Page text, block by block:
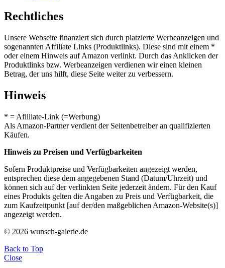
Rechtliches
Unsere Webseite finanziert sich durch platzierte Werbeanzeigen und
sogenannten Affiliate Links (Produktlinks). Diese sind mit einem *
oder einem Hinweis auf Amazon verlinkt. Durch das Anklicken der
Produktlinks bzw. Werbeanzeigen verdienen wir einen kleinen
Betrag, der uns hilft, diese Seite weiter zu verbessern.
Hinweis
* = Afilliate-Link (=Werbung)
Als Amazon-Partner verdient der Seitenbetreiber an qualifizierten
Käufen.
Hinweis zu Preisen und Verfügbarkeiten
Sofern Produktpreise und Verfügbarkeiten angezeigt werden,
entsprechen diese dem angegebenen Stand (Datum/Uhrzeit) und
können sich auf der verlinkten Seite jederzeit ändern. Für den Kauf
eines Produkts gelten die Angaben zu Preis und Verfügbarkeit, die
zum Kaufzeitpunkt [auf der/den maßgeblichen Amazon-Website(s)]
angezeigt werden.
© 2026 wunsch-galerie.de
Back to Top
Close